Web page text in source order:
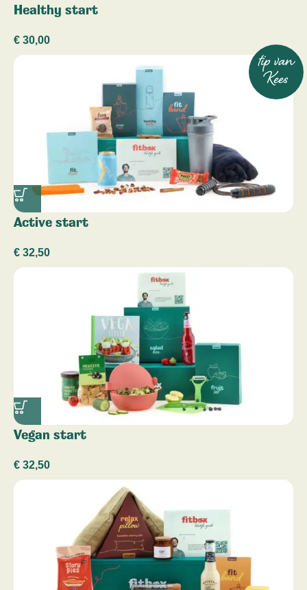
Healthy start
€ 30,00
Active start
€ 32,50
tip van
Kees
Vegan start
€ 32,50